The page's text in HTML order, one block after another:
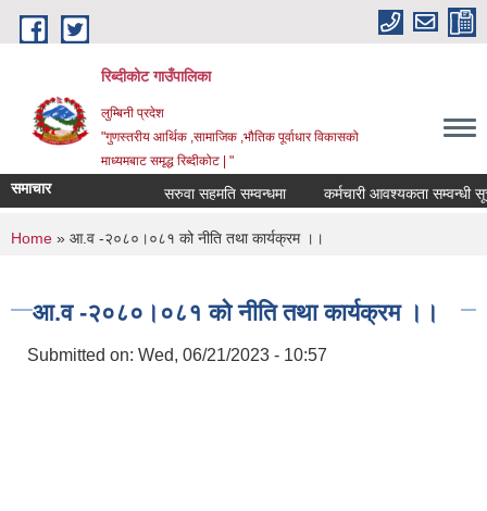
Skip to main content
रिब्दीकोट गाउँपालिका
लुम्बिनी प्रदेश
"गुणस्तरीय आर्थिक ,सामाजिक ,भौतिक पूर्वाधार विकासको
माध्यमबाट समृद्ध रिब्दीकोट | "
समाचार सरुवा सहमति सम्वन्धमा कर्मचारी आवश्यकता सम्वन्धी सूचना
You are here
Home » आ.व -२०८०।०८१ को नीति तथा कार्यक्रम ।।
आ.व -२०८०।०८१ को नीति तथा कार्यक्रम ।।
Submitted on: Wed, 06/21/2023 - 10:57